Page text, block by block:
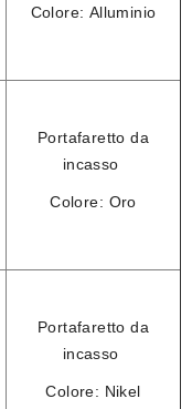
Colore: Alluminio
Portafaretto da
incasso
Colore: Oro
Portafaretto da
incasso
Colore: Nikel